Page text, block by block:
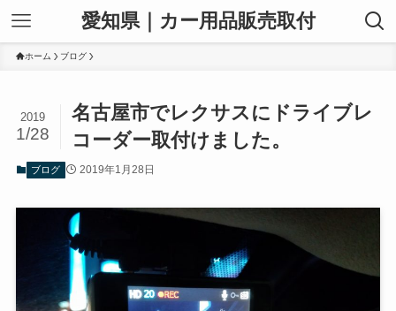
愛知県｜カー用品販売取付
ホーム ブログ
名古屋市でレクサスにドライブレ
コーダー取付けました。
2019
1/28
ブログ 2019年1月28日